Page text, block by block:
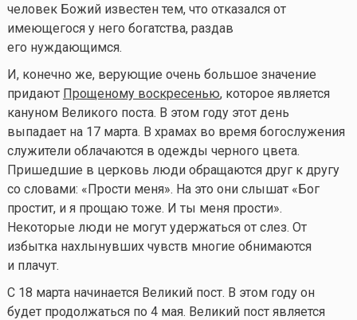
человек Божий известен тем, что отказался от
имеющегося у него богатства, раздав
его нуждающимся.
И, конечно же, верующие очень большое значение
придают Прощеному воскресенью, которое является
кануном Великого поста. В этом году этот день
выпадает на 17 марта. В храмах во время богослужения
служители облачаются в одежды черного цвета.
Пришедшие в церковь люди обращаются друг к другу
со словами: «Прости меня». На это они слышат «Бог
простит, и я прощаю тоже. И ты меня прости».
Некоторые люди не могут удержаться от слез. От
избытка нахлынувших чувств многие обнимаются
и плачут.
С 18 марта начинается Великий пост. В этом году он
будет продолжаться по 4 мая. Великий пост является